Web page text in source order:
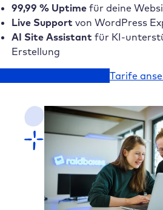
99,99 % Uptimefür deine
Live Support von WordPress
AI Site Assistant für KI-
Erstellung
Tarife